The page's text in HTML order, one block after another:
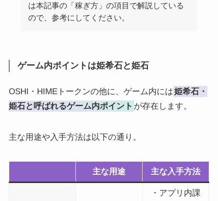
は本記事の「稼ぎ方」の項目で解説している
ので、参考にしてください。
ゲーム内ポイントは姫希石と姫石
OSHI・HIMEトークンの他に、ゲーム内には姫希石・
姫石と呼ばれるゲーム内ポイント が存在します。
主な用途や入手方法は以下の通り。
主な用途 主な入手方法
・アプリ内課